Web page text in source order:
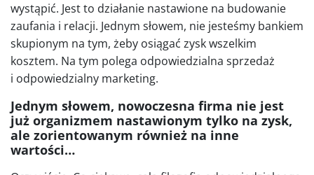
wystąpić. Jest to działanie nastawione na budowanie
zaufania i relacji. Jednym słowem, nie jesteśmy bankiem
skupionym na tym, żeby osiągać zysk wszelkim
kosztem. Na tym polega odpowiedzialna sprzedaż
i odpowiedzialny marketing.
Jednym słowem, nowoczesna firma nie jest
już organizmem nastawionym tylko na zysk,
ale zorientowanym również na inne
wartości…